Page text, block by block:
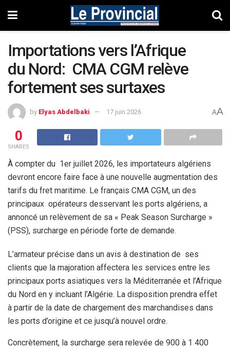
Importations vers l’Afrique
du Nord: CMA CGM relève
fortement ses surtaxes
by Elyas Abdelbaki 17 juin 2026 AA
0
SHARES
À compter du 1er juillet 2026, les importateurs algériens
devront encore faire face à une nouvelle augmentation des
tarifs du fret maritime. Le français CMA CGM, un des
principaux opérateurs desservant les ports algériens, a
annoncé un relèvement de sa « Peak Season Surcharge »
(PSS), surcharge en période forte de demande.
L’armateur précise dans un avis à destination de ses
clients que la majoration affectera les services entre les
principaux ports asiatiques vers la Méditerranée et l’Afrique
du Nord en y incluant l’Algérie. La disposition prendra effet
à partir de la date de chargement des marchandises dans
les ports d’origine et ce jusqu’à nouvel ordre.
Concrètement, la surcharge sera relevée de 900 à 1 400